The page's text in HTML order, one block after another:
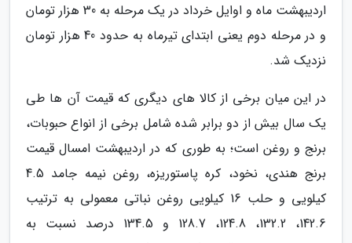
اردیبهشت ماه و اوایل خرداد در یک مرحله به 30 هزار تومان
و در مرحله دوم یعنی ابتدای تیرماه به حدود 40 هزار تومان
نزدیک شد.
در این میان برخی از کالا های دیگری که قیمت آن ها طی
یک سال بیش از دو برابر شده شامل برخی از انواع حبوبات،
برنج و روغن است؛ به طوری که در اردیبهشت امسال قیمت
برنج هندی، نخود، کره پاستوریزه، روغن نیمه جامد 4.5
کیلویی و حلب 16 کیلویی روغن نباتی معمولی به ترتیب
142.6، 132.2، 124.8، 128.7 و 134.5 درصد نسبت به